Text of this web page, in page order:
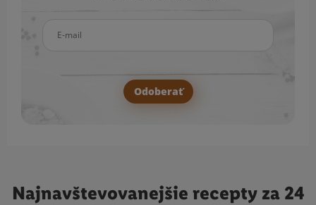
Odoberať
Najnavštevovanejšie recepty za 24